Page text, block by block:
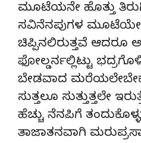
ಮೂಟೆಯನೇ ಹೊತ್ತು
ಸವಿನೆನಪುಗಳ
ಚಿಪ್ಪಿನಲಿರುತ್ತವೆ ಆದರೂ
ಫೋಲ್ಡರ್ನಲ್ಲಿಟ್ಟು
ಬೇಡವಾದ
ಸುತ್ತಲೂ ಸುತ್ತುತ್ತಲೇ
ಹೆಚ್ಚು ನೆನಪಿಗೆ
ತಾಜಾತನವಾಗಿ